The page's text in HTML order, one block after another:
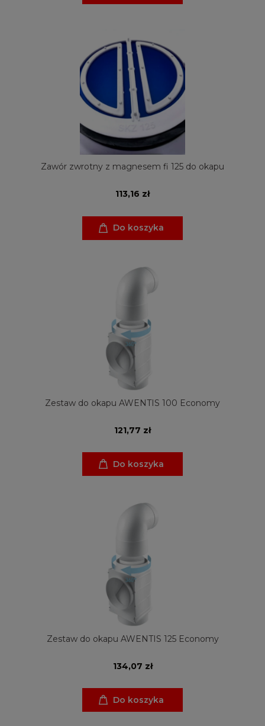
Zawór zwrotny z magnesem fi 125 do okapu
113,16 zł
Do koszyka
Zestaw do okapu AWENTIS 100 Economy
121,77 zł
Do koszyka
Zestaw do okapu AWENTIS 125 Economy
134,07 zł
Do koszyka